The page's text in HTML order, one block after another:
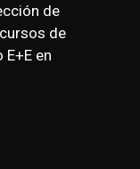
de
de
en